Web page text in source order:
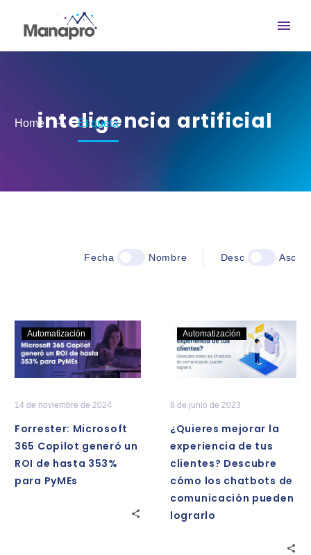
inteligencia artificial
Home Etiqueta
Fecha Nombre Desc Asc
Forrester:
Microsoft
365
Copilot
ROI
de
hasta
Automatización
14 de noviembre de 2024
Forrester: Microsoft
365 Copilot generó un
ROI de hasta 353%
para PyMEs
¿Quieres
mejorar
la
experiencia
clientes?
Descubre
cómo
los
chatbots
Automatización
8 de junio de 2023
¿Quieres mejorar la
experiencia de tus
clientes? Descubre
cómo los chatbots de
comunicación pueden
lograrlo